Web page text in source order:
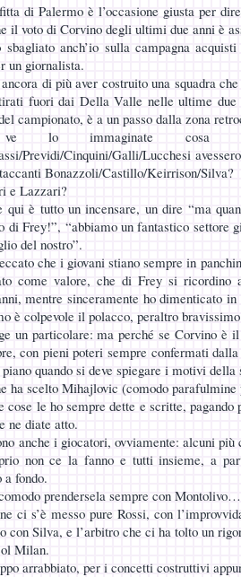
di Palermo è l’occasione giusta per
il voto di Corvino degli ultimi due anni è
sbagliato anch’io sulla campagna
un giornalista.
di più aver costruito una squadra
fuori dai Della Valle nelle ultime due
campionato, è a un passo dalla zona
lo immaginate cosa
Previdi/Cinquini/Galli/Lucchesi
Bonazzoli/Castillo/Keirrison/Silva?
e Lazzari?
qui è tutto un incensare, un dire “ma
di Frey!”, “abbiamo un fantastico settore
del nostro”.
che i giovani stiano sempre in
come valore, che di Frey si ricordino
mentre sinceramente ho dimenticato
è colpevole il polacco, peraltro
un particolare: ma perché se Corvino è
con pieni poteri sempre confermati
piano quando si deve spiegare i motivi della
ha scelto Mihajlovic (comodo parafulmine
cose le ho sempre dette e scritte,
ne diate atto.
anche i giocatori, ovviamente: alcuni
non ce la fanno e tutti insieme, a
a fondo.
prendersela sempre con Montolivo…
ci s’è messo pure Rossi, con
con Silva, e l’arbitro che ci ha tolto un
Milan.
arrabbiato, per i concetti costruttivi